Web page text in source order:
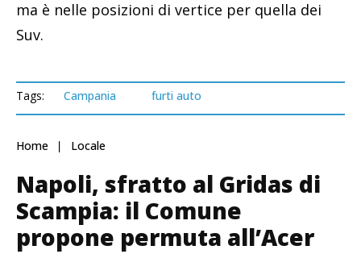
ma è nelle posizioni di vertice per quella dei
Suv.
Tags: Campania furti auto
Home Locale
Napoli, sfratto al Gridas di
Scampia: il Comune
propone permuta all’Acer